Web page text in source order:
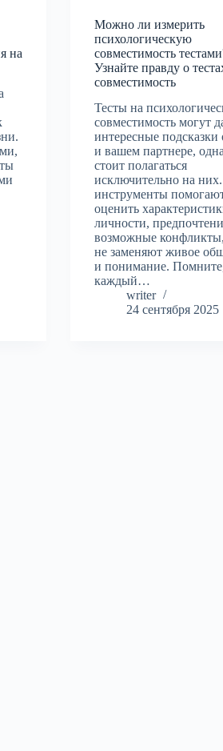
на
Можно ли измерить
психологическую
совместимость
Узнайте правду о
совместимость
Тесты на
совместимость могут
интересные подсказки
и вашем партнере,
стоит полагаться
исключительно на
инструменты
оценить
личности,
возможные
не заменяют живое
и понимание.
каждый…
writer
24 сентября 2025